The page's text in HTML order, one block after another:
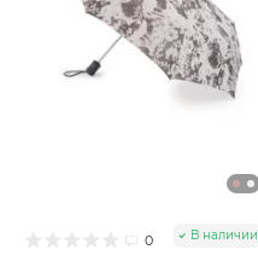
0 В наличии